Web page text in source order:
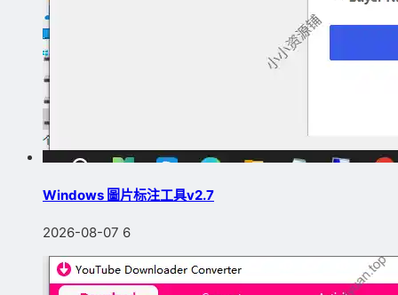
Windows 圖片标注工具v2.7
2026-08-07 6